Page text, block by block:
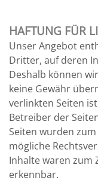
HAFTUNG FÜR
Unser Angebot
Dritter, auf deren
Deshalb können
keine Gewähr
verlinkten Seiten
Betreiber der
Seiten wurden
mögliche
Inhalte waren zum
erkennbar.